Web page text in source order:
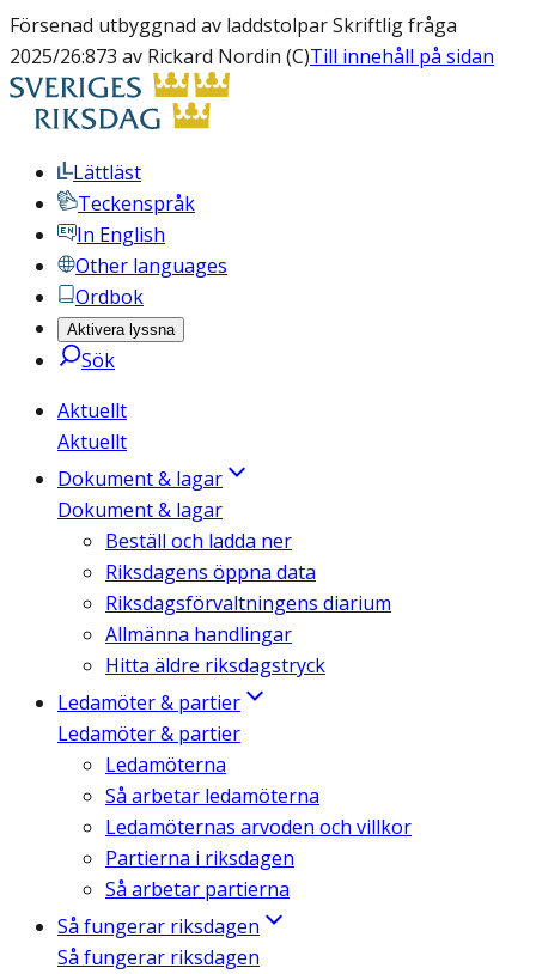
Försenad utbyggnad av laddstolpar Skriftlig fråga
2025/26:873 av Rickard Nordin (C)Till innehåll på sidan
Lättläst
Teckenspråk
In English
Other languages
Ordbok
Aktivera lyssna
Sök
Aktuellt
Aktuellt
Dokument & lagar
Dokument & lagar
Beställ och ladda ner
Riksdagens öppna data
Riksdagsförvaltningens diarium
Allmänna handlingar
Hitta äldre riksdagstryck
Ledamöter & partier
Ledamöter & partier
Ledamöterna
Så arbetar ledamöterna
Ledamöternas arvoden och villkor
Partierna i riksdagen
Så arbetar partierna
Så fungerar riksdagen
Så fungerar riksdagen